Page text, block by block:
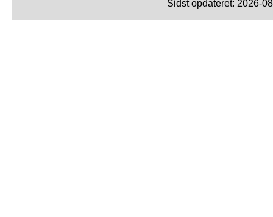
Sidst opdateret: 2026-